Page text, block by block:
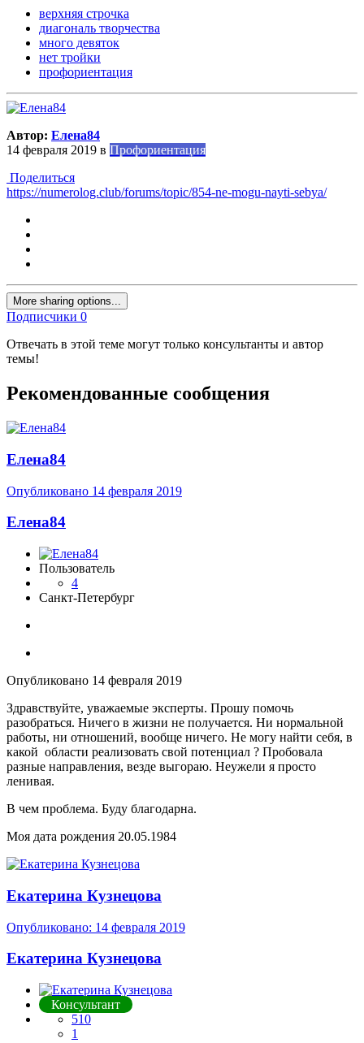
верхняя строчка
диагональ творчества
много девяток
нет тройки
профориентация
Автор: Елена84
14 февраля 2019 в Профориентация
Поделиться
https://numerolog.club/forums/topic/854-ne-mogu-nayti-sebya/
More sharing options...
Подписчики 0
Отвечать в этой теме могут только консультанты и автор
темы!
Рекомендованные сообщения
Елена84
Опубликовано 14 февраля 2019
Елена84
Пользователь
4
Санкт-Петербург
Опубликовано 14 февраля 2019
Здравствуйте, уважаемые эксперты. Прошу помочь
разобраться. Ничего в жизни не получается. Ни нормальной
работы, ни отношений, вообще ничего. Не могу найти себя, в
какой области реализовать свой потенциал ? Пробовала
разные направления, везде выгораю. Неужели я просто
ленивая.
В чем проблема. Буду благодарна.
Моя дата рождения 20.05.1984
Екатерина Кузнецова
Опубликовано: 14 февраля 2019
Екатерина Кузнецова
Консультант
510
1